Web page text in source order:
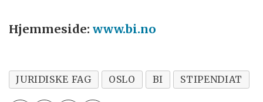
Hjemmeside:www.bi.no
JURIDISKE FAG OSLO BI STIPENDIAT